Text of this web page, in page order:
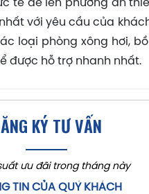
tế để lên phương án
với yêu cầu của
loại phòng xông hơi,
được hỗ trợ nhanh nhất.
KÝ TƯ VẤN
ưu đãi trong tháng này
TIN CỦA QUÝ KHÁCH